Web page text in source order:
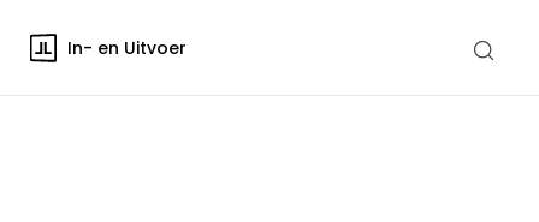
In- en Uitvoer